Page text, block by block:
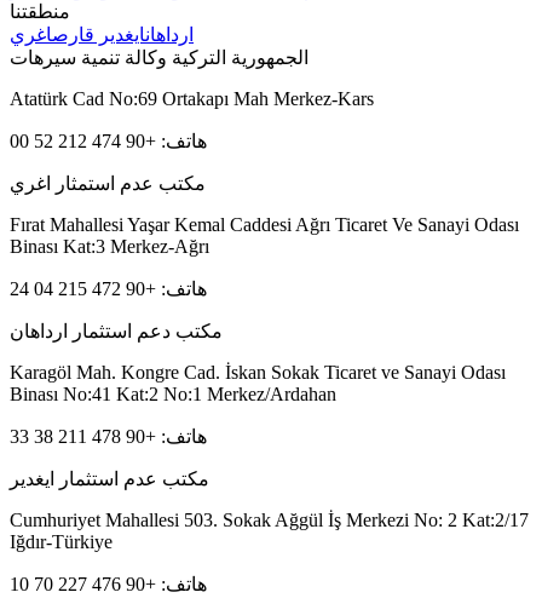
منطقتنا
ارداهانايغدير قارصاغري
الجمهورية التركية وكالة تنمية سيرهات
Atatürk Cad No:69 Ortakapı Mah Merkez-Kars
هاتف: +90 474 212 52 00
مكتب عدم استمثار اغري
Fırat Mahallesi Yaşar Kemal Caddesi Ağrı Ticaret Ve Sanayi Odası
Binası Kat:3 Merkez-Ağrı
هاتف: +90 472 215 04 24
مكتب دعم استثمار ارداهان
Karagöl Mah. Kongre Cad. İskan Sokak Ticaret ve Sanayi Odası
Binası No:41 Kat:2 No:1 Merkez/Ardahan
هاتف: +90 478 211 38 33
مكتب عدم استثمار ايغدير
Cumhuriyet Mahallesi 503. Sokak Ağgül İş Merkezi No: 2 Kat:2/17
Iğdır-Türkiye
هاتف: +90 476 227 70 10